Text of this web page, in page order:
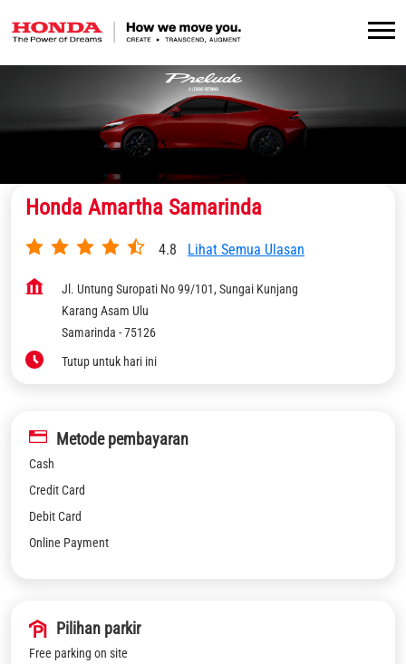
Honda Amartha Samarinda
4.8 Lihat Semua Ulasan
Jl. Untung Suropati No 99/101, Sungai Kunjang
Karang Asam Ulu
Samarinda -75126
Tutup untuk hari ini
Metode pembayaran
Cash
Credit Card
Debit Card
Online Payment
Pilihan parkir
Free parking on site